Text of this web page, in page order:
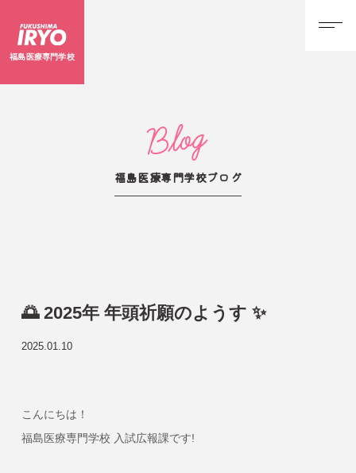
福島医療専門学校
Blog
福島医療専門学校ブログ
🌅 2025年 年頭祈願のようす ✨
2025.01.10
こんにちは！
福島医療専門学校 入試広報課です!